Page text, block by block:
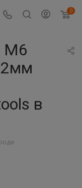
0
М6
в